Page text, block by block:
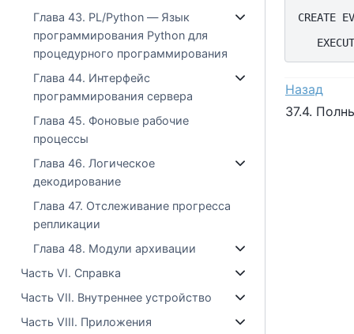
Глава 43. PL/Python — Язык
программирования Python для
процедурного программирования
Глава 44. Интерфейс
программирования сервера
Глава 45. Фоновые рабочие
процессы
Глава 46. Логическое
декодирование
Глава 47. Отслеживание прогресса
репликации
Глава 48. Модули архивации
Часть VI. Справка
Часть VII. Внутреннее устройство
Часть VIII. Приложения
CREATE
Назад
37.4.